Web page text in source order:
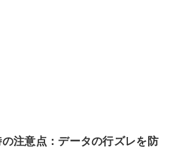
注意点：データの行ズレを防